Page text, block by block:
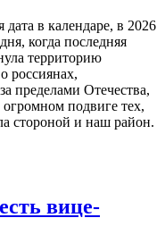
дата в календаре, в 2026
когда последняя
территорию
россиянах,
пределами Отечества,
подвиге тех,
стороной и наш район.
вице-